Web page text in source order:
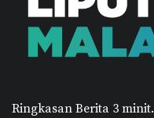
Ringkasan Berita 3 minit.